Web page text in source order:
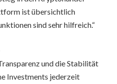
ist übersichtlich
sind sehr hilfreich.“
und die Stabilität
Investments jederzeit